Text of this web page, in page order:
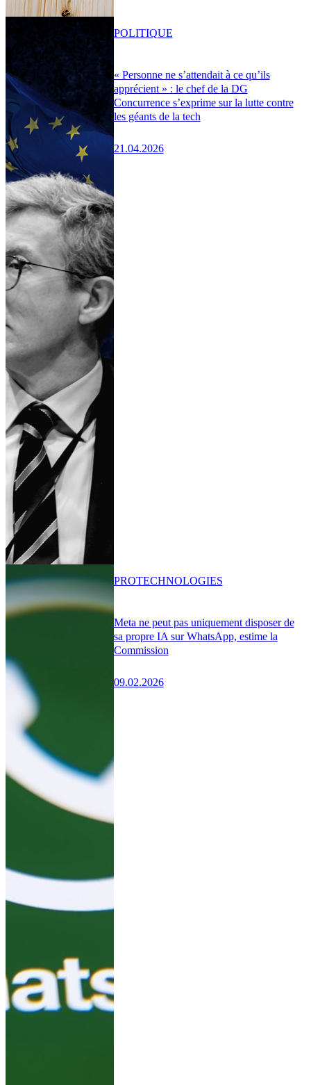
« Personne ne s’attendait à ce qu’ils
apprécient » : le chef de la DG
Concurrence s’exprime sur la lutte contre
les géants de la tech
21.04.2026
POLITIQUE
Meta ne peut pas uniquement disposer de
sa propre IA sur WhatsApp, estime la
Commission
09.02.2026
PROTECHNOLOGIES